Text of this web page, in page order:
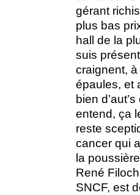
gérant
plus bas
hall de la
suis
craignent, à
épaules, et
bien
entend, ça
reste
cancer qui
la
René
SNCF, est